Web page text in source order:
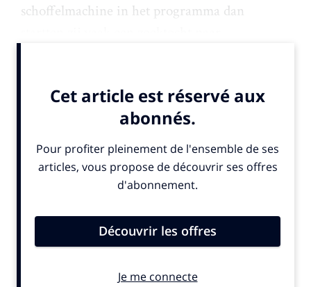
schoffelmachine in het programma dan